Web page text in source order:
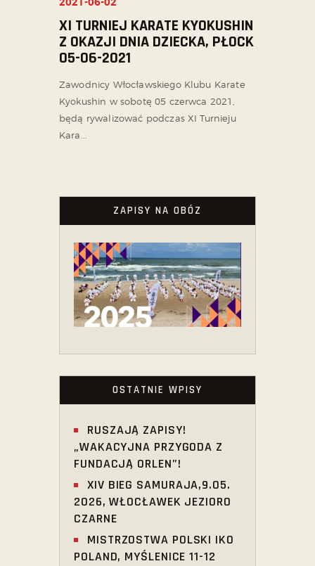
XI TURNIEJ KARATE KYOKUSHIN
Z OKAZJI DNIA DZIECKA, PŁOCK
05-06-2021
Zawodnicy Włocławskiego Klubu Karate
Kyokushin w sobotę 05 czerwca 2021,
będą rywalizować podczas XI Turnieju
Kara...
ZAPISY NA OBÓZ
OSTATNIE WPISY
RUSZAJĄ ZAPISY!
„WAKACYJNA PRZYGODA Z
FUNDACJĄ ORLEN”!
XIV BIEG SAMURAJA,9.05.
2026, WŁOCŁAWEK JEZIORO
CZARNE
MISTRZOSTWA POLSKI IKO
POLAND, MYŚLENICE 11-12